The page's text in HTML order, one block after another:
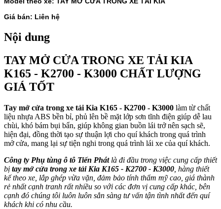
Giá bán: Liên hệ
Nội dung
TAY MỞ CỬA TRONG XE TẢI KIA
K165 - K2700 - K3000 CHẤT LƯỢNG
GIÁ TỐT
Tay mở cửa trong xe tải Kia K165 - K2700 - K3000 làm từ chất
liệu nhựa ABS bền bỉ, phủ lên bề mặt lớp sơn tĩnh điện giúp dễ lau
chùi, khó bám bụi bẩn, giúp không gian buồn lái trở nên sạch sẽ,
hiện đại, đồng thời tạo sự thuận lợi cho quí khách trong quá trình
mở cửa, mang lại sự tiện nghi trong quá trình lái xe của quí khách.
Công ty Phụ tùng ô tô Tiến Phátlà đi đầu trong việc cung cấp thiết
bị tay mở cửa trong xe tải Kia K165 - K2700 - K3000 , hàng thiết
kế theo xe, lắp ghép vừa vặn, đảm bảo tính thẩm mỹ cao, giá thành
rẻ nhất cạnh tranh rất nhiều so với các đơn vị cung cấp khác, bên
cạnh đó chúng tôi luôn luôn sẳn sàng tư vấn tận tình nhất đến quí
khách khi có nhu cầu.